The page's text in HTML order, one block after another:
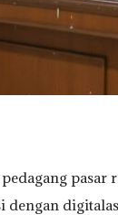
pasar
dengan